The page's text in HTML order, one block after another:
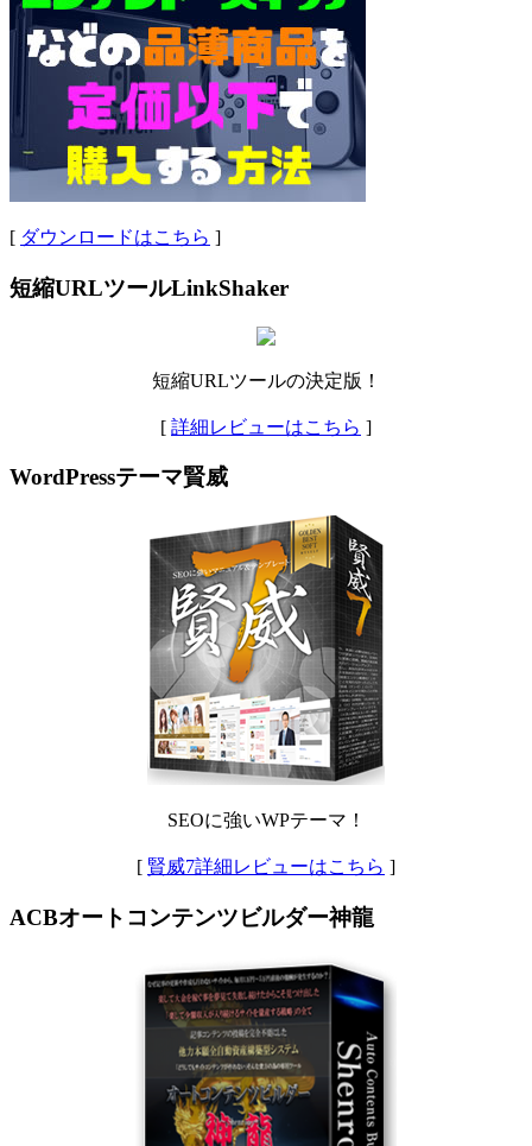
[ ダウンロードはこちら ]
短縮URLツールLinkShaker
短縮URLツールの決定版！
[ 詳細レビューはこちら ]
WordPressテーマ賢威
SEOに強いWPテーマ！
[ 賢威7詳細レビューはこちら ]
ACBオートコンテンツビルダー神龍